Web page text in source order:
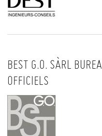
BEST G.O. SÀRL
OFFICIELS